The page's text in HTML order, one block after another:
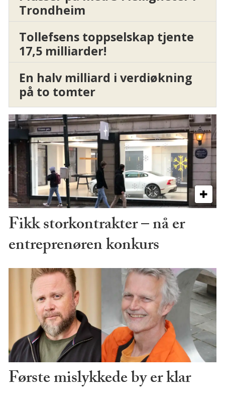
Trondheim
Tollefsens toppselskap tjente
17,5 milliarder!
En halv milliard i verdiøkning
på to tomter
Fikk storkontrakter – nå er
entreprenøren konkurs
Første mislykkede by er klar